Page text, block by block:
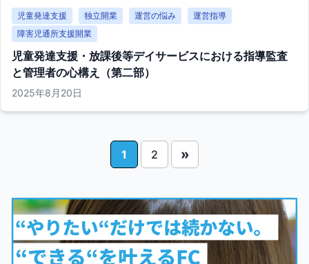
児童発達支援 独立開業 運営の悩み
運営指導
障害児通所支援開業
児童発達支援・放課後等デイサービスにおける指導監査
と管理者の心構え（第二部）
2025年8月20日
1 2 »